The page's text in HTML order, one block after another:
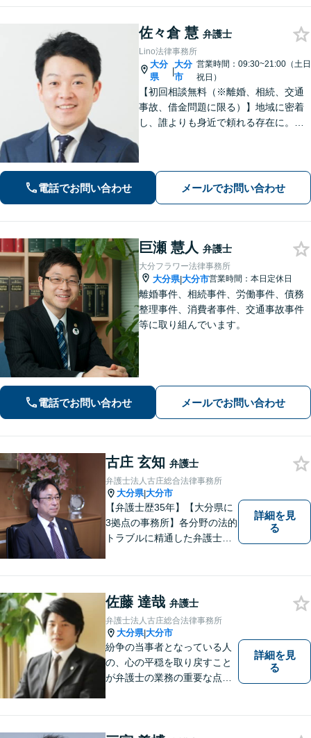
佐々倉 慧 弁護士
Lino法律事務所
大分
県
|
大分
市
営業時間：09:30~21:00（土日
祝日）
【初回相談無料（※離婚、相続、交通
事故、借金問題に限る）】地域に密着
し、誰よりも身近で頼れる存在に。
動産の絡む相談問題はお任せください
電話でお問い合わせ メールでお問い合わせ
巨瀬 慧人 弁護士
大分フラワー法律事務所
大分県|大分市営業時間：本日定休日
離婚事件、相続事件、労働事件、債務
整理事件、消費者事件、交通事故事件
等に取り組んでいます。
電話でお問い合わせ メールでお問い合わせ
古庄 玄知 弁護士
弁護士法人古庄総合法律事務所
大分県|大分市
【弁護士歴35年】【大分県に
3拠点の事務所】各分野の法的
トラブルに精通した弁護士で
いアットホームな雰囲気の事
務所です。
詳細を見
る
佐藤 達哉 弁護士
弁護士法人古庄総合法律事務所
大分県|大分市
紛争の当事者となっている人
の、心の平穏を取り戻すこと
が弁護士の業務の重要な点と
詳細を見
る